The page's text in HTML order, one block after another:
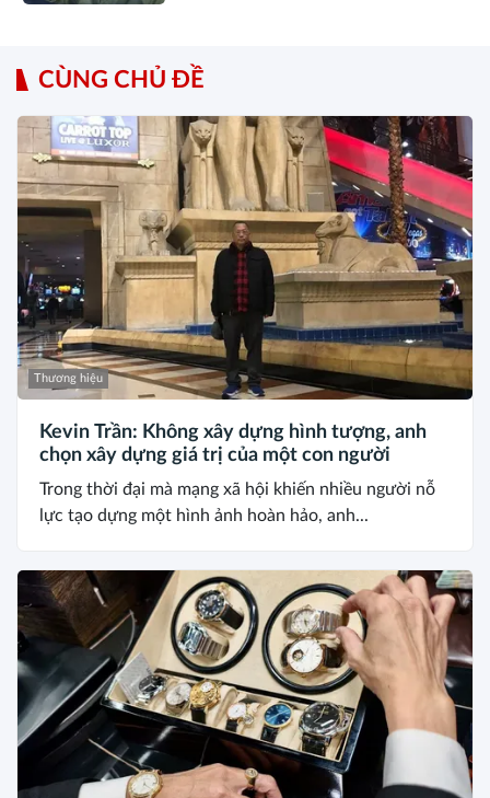
CÙNG CHỦ ĐỀ
Thương hiệu
Kevin Trần: Không xây dựng hình tượng, anh
chọn xây dựng giá trị của một con người
Trong thời đại mà mạng xã hội khiến nhiều người nỗ
lực tạo dựng một hình ảnh hoàn hảo, anh...